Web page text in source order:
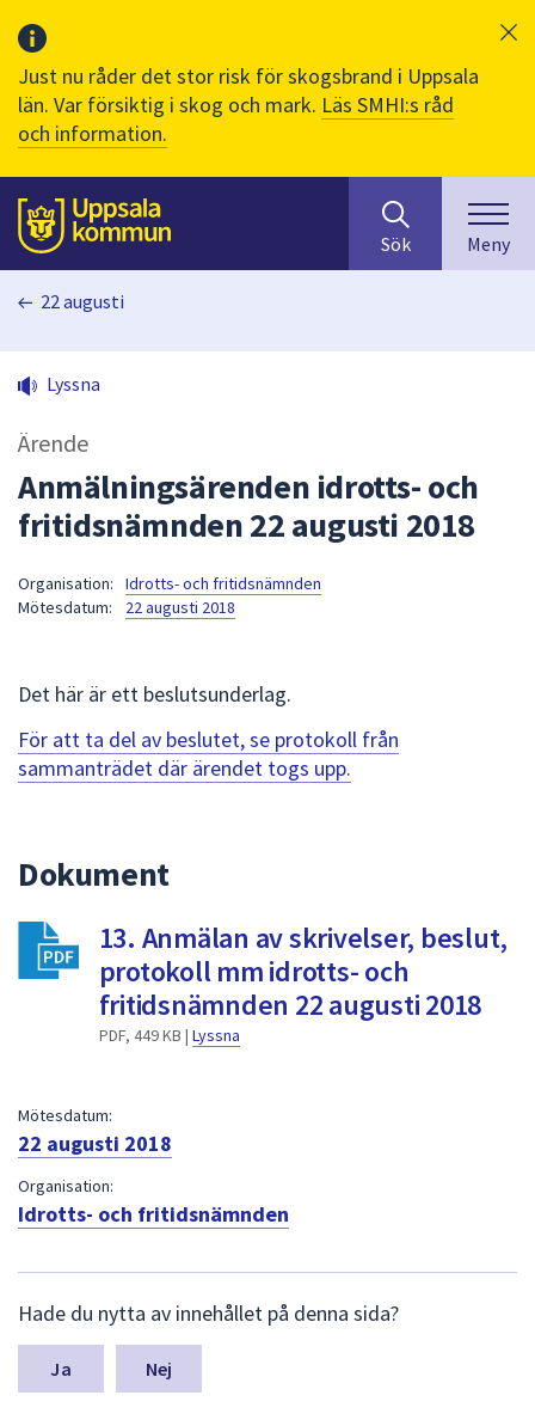
Just nu råder det stor risk för skogsbrand i Uppsala
län. Var försiktig i skog och mark. Läs SMHI:s råd
och information.
Till sidans
huvudinnehåll
efter
innehåll
på
sökfältet
kommer
sökförslag
för
att
navigera
för
att
något
Sök Meny
22 augusti
Lyssna
Ärende
Anmälningsärenden idrotts- och
fritidsnämnden 22 augusti 2018
Organisation:
Idrotts- och fritidsnämnden
Mötesdatum:
22 augusti 2018
Det här är ett beslutsunderlag.
För att ta del av beslutet, se protokoll från
sammanträdet där ärendet togs upp.
Dokument
13. Anmälan av skrivelser, beslut,
protokoll mm idrotts- och
fritidsnämnden 22 augusti 2018
PDF, 449 KB | Lyssna
Mötesdatum:
22 augusti 2018
Organisation:
Idrotts- och fritidsnämnden
ä
m
a
Hade du nytta av innehållet på denna sida?
Nej